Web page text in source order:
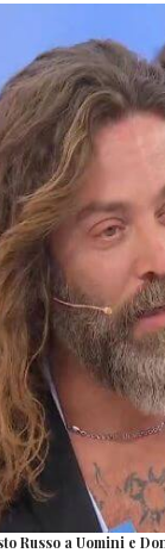
Russo a Uomini e